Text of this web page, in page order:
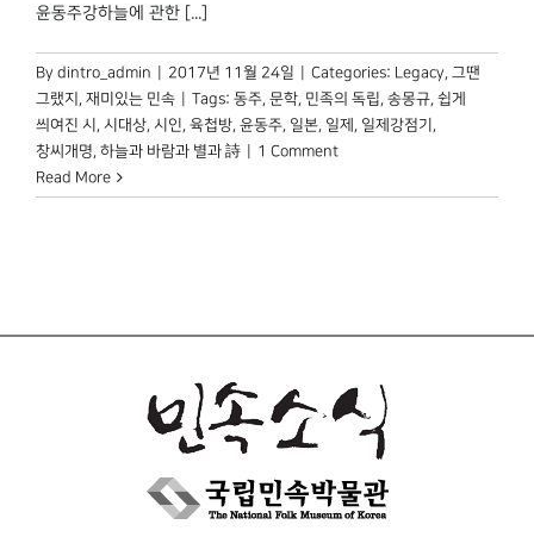
박물관 홈페이지
윤동주강하늘에 관한 [...]
By dintro_admin 2017년 11월 24일 Categories: Legacy, 그땐
그랬지 , 재미있는 민속 Tags: 동주, 문학, 민족의 독립, 송몽규, 쉽게
씌여진 시 , 시대상, 시인, 육첩방, 윤동주, 일본, 일제 , 일제강점기 ,
창씨개명, 하늘과 바람과 별과 詩
1 Comment
Read More